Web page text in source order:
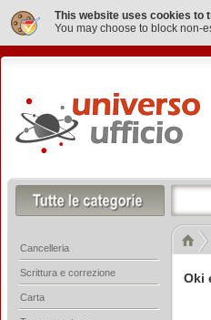
This website uses cookies to
You may choose to block non-
Oki
Cancelleria
Scrittura e correzione
Carta